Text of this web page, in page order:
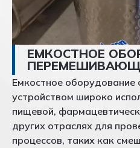
ЕМКОСТНОЕ
Емкостное
устройством широко
пищевой,
других отраслях для
процессов, таких как